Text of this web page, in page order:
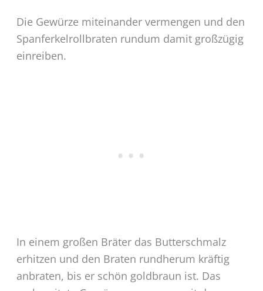
Die Gewürze miteinander vermengen und den
Spanferkelrollbraten rundum damit großzügig
einreiben.
In einem großen Bräter das Butterschmalz
erhitzen und den Braten rundherum kräftig
anbraten, bis er schön goldbraun ist. Das